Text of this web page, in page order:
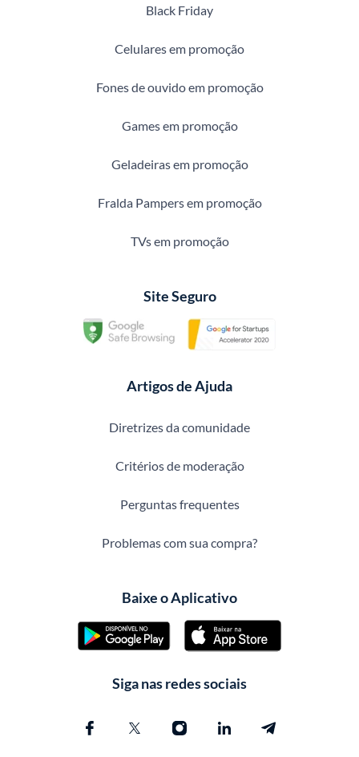
Black Friday
Celulares em promoção
Fones de ouvido em promoção
Games em promoção
Geladeiras em promoção
Fralda Pampers em promoção
TVs em promoção
Site Seguro
Artigos de Ajuda
Diretrizes da comunidade
Critérios de moderação
Perguntas frequentes
Problemas com sua compra?
Baixe o Aplicativo
Siga nas redes sociais